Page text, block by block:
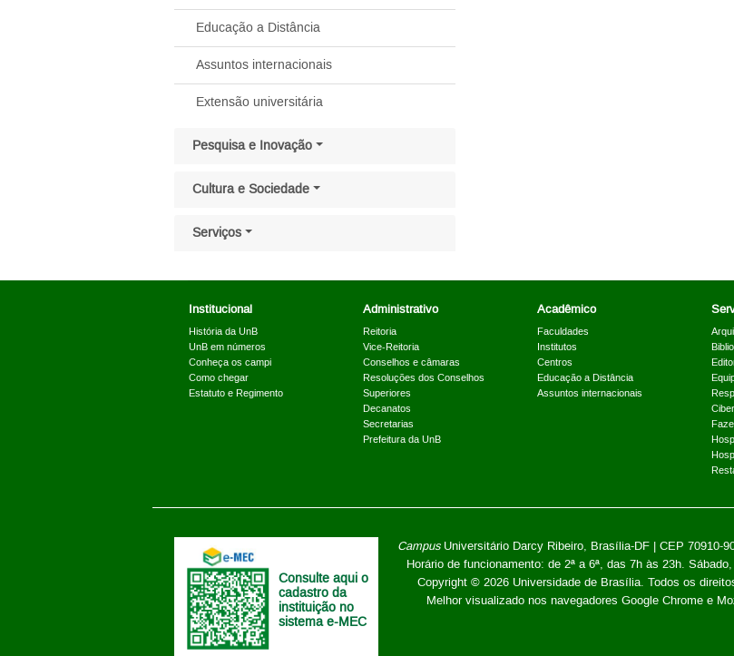
Educação a Distância
Assuntos internacionais
Extensão universitária
Pesquisa e Inovação
Cultura e Sociedade
Serviços
Institucional
História da UnB
UnB em números
Conheça os campi
Como chegar
Estatuto e Regimento
Administrativo
Reitoria
Vice-Reitoria
Conselhos e câmaras
Resoluções dos Conselhos
Superiores
Decanatos
Secretarias
Prefeitura da UnB
Acadêmico
Faculdades
Institutos
Centros
Educação a Distância
Assuntos internacionais
Consulte aqui o
cadastro da
instituição no
sistema e-MEC
CampusUniversitário Darcy Ribeiro, Brasília-DF | CEP 70910-
Horário de funcionamento: de 2ª a 6ª, das 7h às 23h.
Copyright © 2026 Universidade de Brasília. Todos os
Melhor visualizado nos navegadores Google Chrome e